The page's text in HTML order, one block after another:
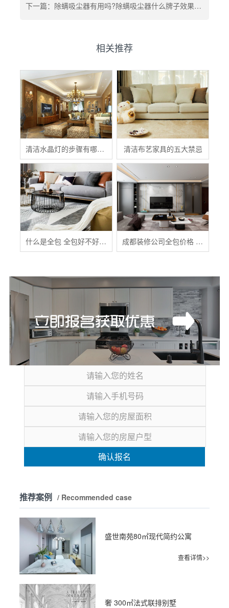
下一篇：除螨吸尘器有用吗?除螨吸尘器什么牌子效果好?
相关推荐
清洁水晶灯的步骤有哪些？ 清洁布艺家具的五大禁忌
什么是全包 全包好不好 全包装修注意事项有哪些 成都装修公司全包价格 成都全包装修多少钱一平
确认报名
推荐案例 / Recommended case
盛世南苑80㎡现代简约公寓
查看详情>>
奢 300㎡法式联排别墅